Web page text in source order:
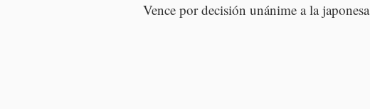
Vence por decisión unánime a la